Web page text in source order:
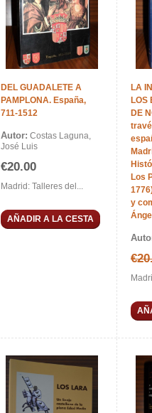
DEL GUADALETE A
PAMPLONA. España,
711-1512
Autor: Costas Laguna,
José Luis
€20.00
Madrid: Talleres del...
AÑADIR A LA CESTA
LA
LOS
DE
Los
y